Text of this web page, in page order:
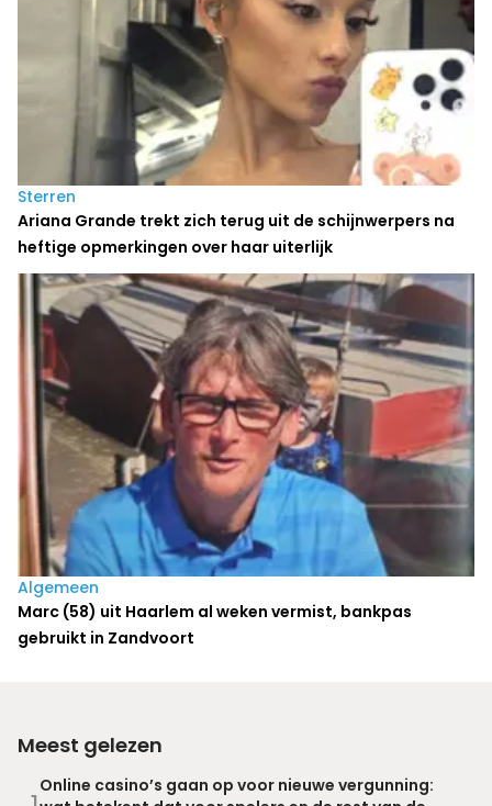
Sterren
Ariana Grande trekt zich terug uit de schijnwerpers na
heftige opmerkingen over haar uiterlijk
Algemeen
Marc (58) uit Haarlem al weken vermist, bankpas
gebruikt in Zandvoort
Meest gelezen
Online casino’s gaan op voor nieuwe vergunning: